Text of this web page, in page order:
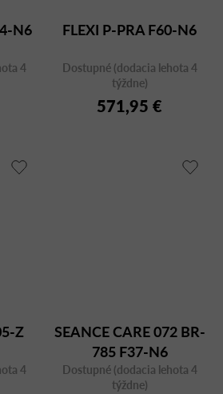
N6
4
FLEXI P-PRA F60-N6
Dostupné (dodacia lehota 4
týždne)
571,95 €
Z
4
SEANCE CARE 072 BR-
785 F37-N6
Dostupné (dodacia lehota 4
týždne)